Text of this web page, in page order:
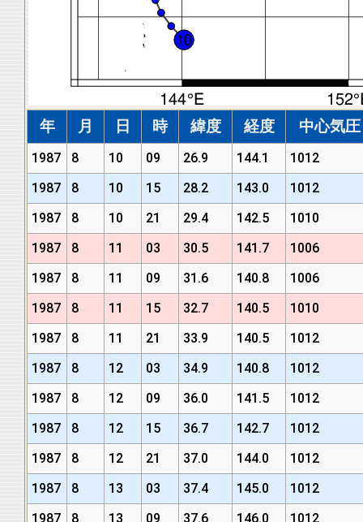
年 月 日 時 緯度 経度 中心気
1987 8 10 09 26.9 144.1
1012
1987
8 10 15 28.2 143.0
1012
1987
8 10 21 29.4 142.5
1010
1987
8 11 03 30.5 141.7
1006
1987
8 11 09 31.6 140.8
1006
1987
8 11 15 32.7 140.5
1010
1987
8 11 21 33.9 140.5
1012
1987
8 12 03 34.9 140.8
1012
1987
8 12 09 36.0 141.5
1012
1987
8 12 15 36.7 142.7
1012
1987
8 12 21 37.0 144.0
1012
1987
8 13 03 37.4 145.0
1012
1987
8 13 09 37.6 146.0
1012